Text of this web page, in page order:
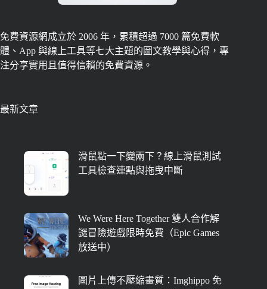
免費資源網成立於 2006 年，累積超過 7000 篇免費軟
體、App 與線上工具等七大主題的圖文教學與心得，專
注分享實用且值得信賴的免費資源。
最新文章
滑鼠點一下變兩下？線上滑鼠測試
工具檢查連點與拖曳中斷
We Were Here Together 雙人合作解
謎冒險遊戲限時免費（Epic Games
放送中）
圖片上傳不壓縮畫質：Imghippo 免